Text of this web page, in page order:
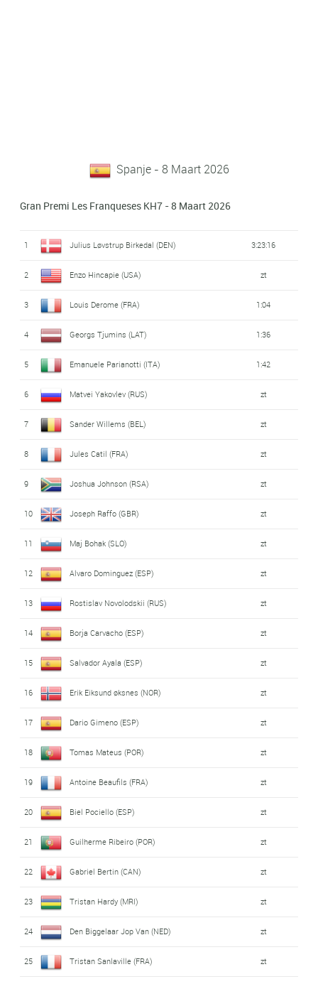
Spanje - 8 Maart 2026
Gran Premi Les Franqueses KH7 - 8 Maart 2026
1 Julius Løvstrup Birkedal (DEN) 3:23:16
2 Enzo Hincapie (USA) zt
3 Louis Derome (FRA) 1:04
4 Georgs Tjumins (LAT) 1:36
5 Emanuele Parianotti (ITA) 1:42
6 Matvei Yakovlev (RUS) zt
7 Sander Willems (BEL) zt
8 Jules Catil (FRA) zt
9 Joshua Johnson (RSA) zt
10 Joseph Raffo (GBR) zt
11 Maj Bohak (SLO) zt
12 Alvaro Dominguez (ESP) zt
13 Rostislav Novolodskii (RUS) zt
14 Borja Carvacho (ESP) zt
15 Salvador Ayala (ESP) zt
16 Erik Eiksund øksnes (NOR) zt
17 Dario Gimeno (ESP) zt
18 Tomas Mateus (POR) zt
19 Antoine Beaufils (FRA) zt
20 Biel Pociello (ESP) zt
21 Guilherme Ribeiro (POR) zt
22 Gabriel Bertin (CAN) zt
23 Tristan Hardy (MRI) zt
24 Den Biggelaar Jop Van (NED) zt
25 Tristan Sanlaville (FRA) zt